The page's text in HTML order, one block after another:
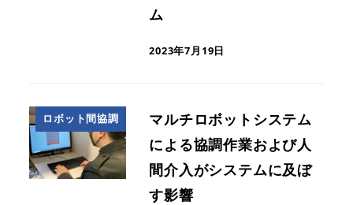
ム
2023年7月19日
ロボット間協調
マルチロボットシステム
による協調作業および人
間介入がシステムに及ぼ
す影響